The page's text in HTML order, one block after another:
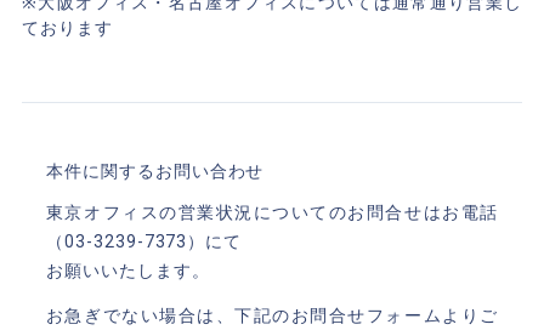
ております
本件に関するお問い合わせ
東京オフィスの営業状況についてのお問合せはお電話
（03-3239-7373）にて
お願いいたします。
お急ぎでない場合は、下記のお問合せフォームよりご